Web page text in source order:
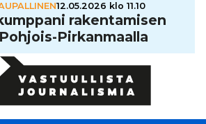
12.05.2026 klo 11.10
raken­ta­mi­sen
Pir­kan­maalla